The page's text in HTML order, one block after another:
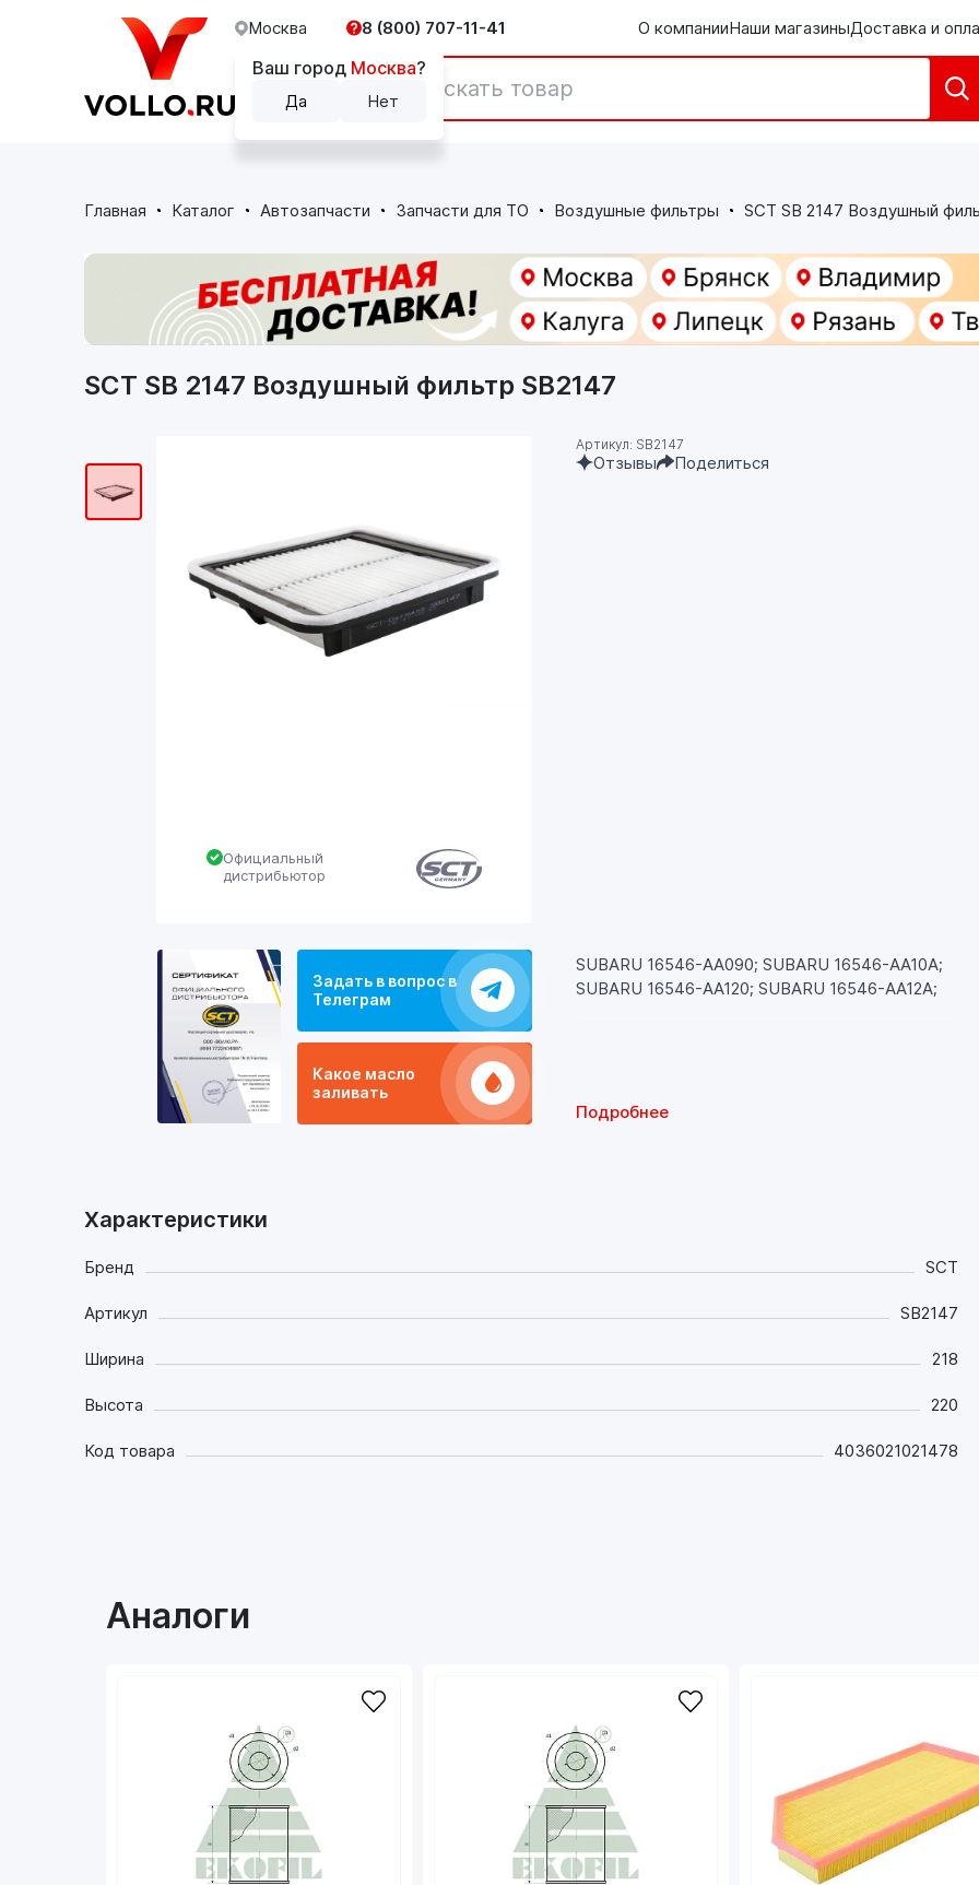
Москва
Ваш город Москва?
Да Нет
8 (800) 707-11-41 О компанииНаши магазиныДоставка и
Каталог
Главная Каталог Автозапчасти Запчасти для ТО Воздушные фильтры SCT SB 2147 Воздушный
Официальный
дистрибьютор
Задать в вопрос в
Телеграм
Какое масло
заливать
SCT SB 2147 Воздушный фильтр SB2147
Артикул: SB2147
Отзывы Поделиться
SUBARU 16546-AA090; SUBARU 16546-AA10A;
SUBARU 16546-AA120; SUBARU 16546-AA12A;
Подробнее
Характеристики
Бренд SCT
Артикул SB2147
Ширина 218
Высота 220
Код товара 4036021021478
Аналоги